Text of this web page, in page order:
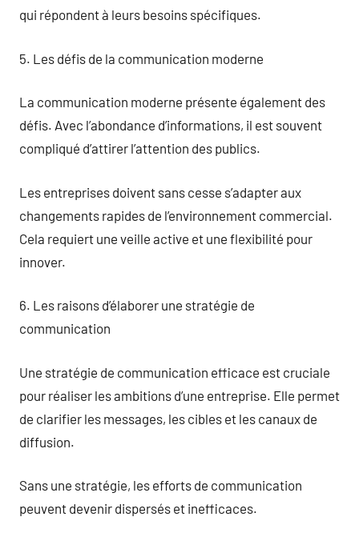
qui répondent à leurs besoins spécifiques.
5. Les défis de la communication moderne
La communication moderne présente également des
défis. Avec l’abondance d’informations, il est souvent
compliqué d’attirer l’attention des publics.
Les entreprises doivent sans cesse s’adapter aux
changements rapides de l’environnement commercial.
Cela requiert une veille active et une flexibilité pour
innover.
6. Les raisons d’élaborer une stratégie de
communication
Une stratégie de communication efficace est cruciale
pour réaliser les ambitions d’une entreprise. Elle permet
de clarifier les messages, les cibles et les canaux de
diffusion.
Sans une stratégie, les efforts de communication
peuvent devenir dispersés et inefficaces.